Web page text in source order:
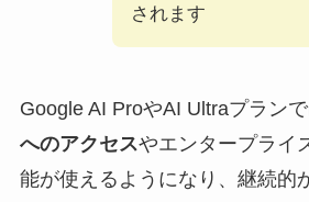
されます
Google AI ProやAI Ultraプランで
へのアクセスやエンタープライ
能が使えるようになり、継続的